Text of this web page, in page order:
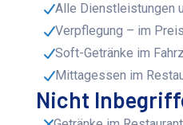
Alle Dienstleistungen
Verpflegung – im
Soft-Getränke im
Mittagessen im
Nicht